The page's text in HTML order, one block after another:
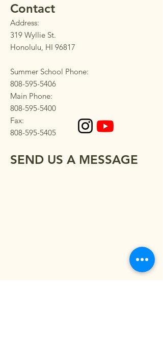
Contact
Address:
319 Wyllie St.
Honolulu, HI 96817
Summer School Phone:
808-595-5406
Main Phone:
808-595-5400
Fax:
808-595-5405
SEND US A MESSAGE